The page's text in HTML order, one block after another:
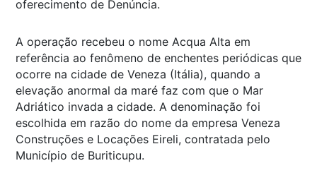
oferecimento de Denúncia.
A operação recebeu o nome Acqua Alta em
referência ao fenômeno de enchentes periódicas que
ocorre na cidade de Veneza (Itália), quando a
elevação anormal da maré faz com que o Mar
Adriático invada a cidade. A denominação foi
escolhida em razão do nome da empresa Veneza
Construções e Locações Eireli, contratada pelo
Município de Buriticupu.